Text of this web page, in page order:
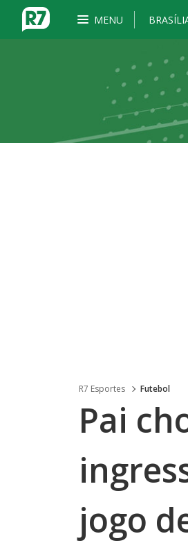
MENU
R7 Esportes Futebol
Pai
jogo